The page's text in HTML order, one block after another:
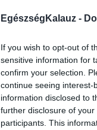
EgészségKalauz -
If you wish to opt-out of
sensitive information for
confirm your selection.
continue seeing
information disclosed to
further disclosure of your
participants. This